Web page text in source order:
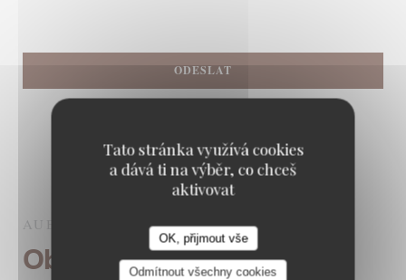
Tato stránka využívá cookies
a dává ti na výběr, co chceš
aktivovat
OK, přijmout vše
Odmítnout všechny cookies
AUBERGE PYRÉNÉES CÉVENNES
Obecné informace